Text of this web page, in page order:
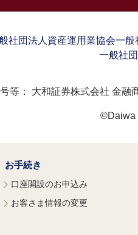
社団法人資産運用業協会一般
一般社
等： 大和証券株式会社 金融
©Daiwa
お手続き
口座開設のお申込み
お客さま情報の変更